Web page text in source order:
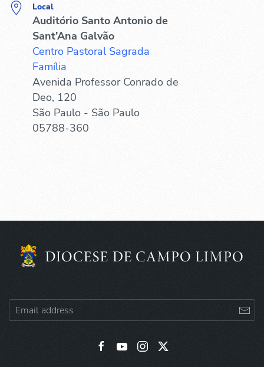
Local
Auditório Santo Antonio de
Sant’Ana Galvão
Centro Pastoral Sagrada
Família
Avenida Professor Conrado de
Deo, 120
São Paulo - São Paulo
05788-360